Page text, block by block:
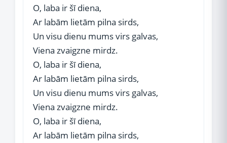
O, laba ir šī diena,
Ar labām lietām pilna sirds,
Un visu dienu mums virs galvas,
Viena zvaigzne mirdz.
O, laba ir šī diena,
Ar labām lietām pilna sirds,
Un visu dienu mums virs galvas,
Viena zvaigzne mirdz.
O, laba ir šī diena,
Ar labām lietām pilna sirds,